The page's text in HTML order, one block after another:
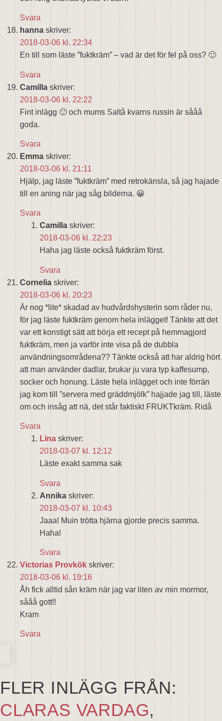
Svara
hanna skriver:
2018-03-06 kl. 22:34
En till som läste ”fuktkräm” – vad är det för fel på oss? 🙂
Svara
Camilla skriver:
2018-03-06 kl. 22:22
Fint inlägg 🙂 och mums Saltå kvarns russin är sååå
goda.
Svara
Emma skriver:
2018-03-06 kl. 21:11
Hjälp, jag läste ”fuktkräm” med retrokänsla, så jag hajade
till en aning när jag såg bilderna. 😀
Svara
Camilla skriver:
2018-03-06 kl. 22:23
Haha jag läste också fuktkräm först.
Svara
Cornelia skriver:
2018-03-06 kl. 20:23
Är nog *lite* skadad av hudvårdshysterin som råder nu,
för jag läste fuktkräm genom hela inlägget! Tänkte att det
var ett konstigt sätt att börja ett recept på hemmagjord
fuktkräm, men ja varför inte visa på de dubbla
användningsområdena?? Tänkte också att har aldrig hört
att man använder dadlar, brukar ju vara typ kaffesump,
socker och honung. Läste hela inlägget och inte förrän
jag kom till ”servera med gräddmjölk” hajjade jag till, läste
om och insåg att nä, det står faktiskt FRUKTkräm. Ridå
Svara
Lina skriver:
2018-03-07 kl. 12:12
Läste exakt samma sak
Svara
Annika skriver:
2018-03-07 kl. 10:43
Jaaa! Muin trötta hjärna gjorde precis samma.
Haha!
Svara
Victorias Provkök skriver:
2018-03-06 kl. 19:16
Åh fick alltid sån kräm när jag var liten av min mormor,
sååå gott!!
Kram
Svara
FLER INLÄGG FRÅN:
CLARAS VARDAG,